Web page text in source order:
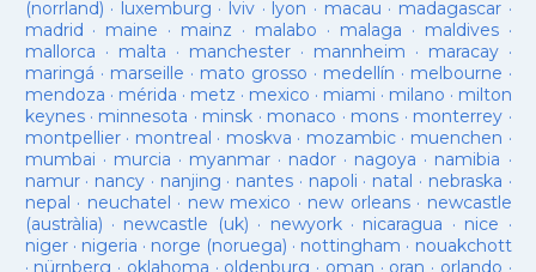
(norrland) · luxemburg · lviv · lyon · macau · madagascar·
madrid · maine · mainz · malabo · malaga · maldives·
mallorca · malta · manchester· mannheim · maracay·
maringá · marseille · mato grosso · medellín · melbourne ·
mendoza · mérida · metz · mexico · miami · milano · milton
keynes· minnesota · minsk · monaco · mons · monterrey ·
montpellier· montreal · moskva · mozambic· muenchen ·
mumbai · murcia · myanmar· nador · nagoya · namibia ·
namur· nancy · nanjing · nantes · napoli · natal · nebraska ·
nepal · neuchatel · new mexico · new orleans· newcastle
(austràlia) · newcastle (uk) · newyork· nicaragua · nice ·
niger· nigeria · norge (noruega) · nottingham · nouakchott
· nürnberg · oklahoma · oldenburg · oman · oran · orlando ·